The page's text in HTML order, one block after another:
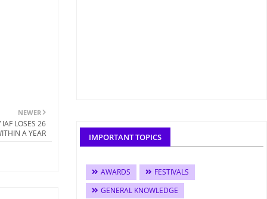
NEWER
LOSES 26
A YEAR
IMPORTANT TOPICS
AWARDS
FESTIVALS
GENERAL KNOWLEDGE